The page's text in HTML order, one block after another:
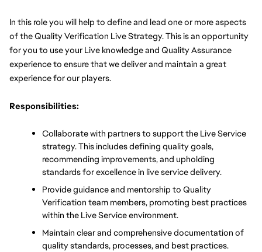
In this role you will help to define and lead one or more aspects
of the Quality Verification Live Strategy. This is an opportunity
for you to use your Live knowledge and Quality Assurance
experience to ensure that we deliver and maintain a great
experience for our players.
Responsibilities:
Collaborate with partners to support the Live Service
strategy. This includes defining quality goals,
recommending improvements, and upholding
standards for excellence in live service delivery.
Provide guidance and mentorship to Quality
Verification team members, promoting best practices
within the Live Service environment.
Maintain clear and comprehensive documentation of
quality standards, processes, and best practices.